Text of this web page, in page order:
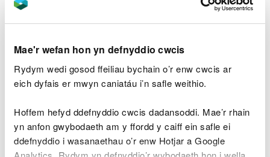
Mae'r wefan hon yn defnyddio cwcis
Rydym wedi gosod ffeiliau bychain o’r enw cwcis ar
eich dyfais er mwyn caniatáu i’n safle weithio.
Hoffem hefyd ddefnyddio cwcis dadansoddi. Mae’r rhain
yn anfon gwybodaeth am y ffordd y caiff ein safle ei
ddefnyddio i wasanaethau o’r enw Hotjar a Google
Ymgynghoriadau cyfredol
Hysbysebion o geisiadau a wnaed o dan
Reoliadau Trwyddedu Amgylcheddol 2016
Ymgynghoriadau ar benderfyniadau drafft
Ymgynghoriadau agored o Geisiadau am
Drwydded i Dynnu neu Gronni Dŵr